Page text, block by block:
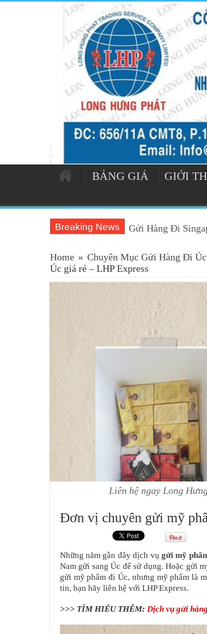
BẢNG GIÁ GIỚI
Breaking News Gửi Hàng Đi
Home » Chuyên Mục Gửi Hàng Đi Úc
Úc giá rẻ – LHP Express
Liên hệ ngay Long
Đơn vị chuyên gửi mỹ
Những năm gần đây dịch vụ gửi mỹ
Nam gửi sang Úc để sử dụng. Hoặc gửi
gửi mỹ phẩm đi Úc, nhưng mỹ phẩm là
tin, bạn hãy liên hệ với LHP Express.
>>> TÌM HIỂU THÊM: Dịch vụ gửi